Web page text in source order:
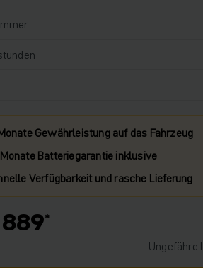
Gewährleistung auf das Fahrzeug
Batteriegarantie inklusive
Verfügbarkeit und rasche Lieferung
Ungefähre